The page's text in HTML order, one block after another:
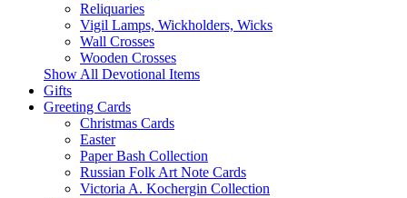
Reliquaries
Vigil Lamps, Wickholders, Wicks
Wall Crosses
Wooden Crosses
Show All Devotional Items
Gifts
Greeting Cards
Christmas Cards
Easter
Paper Bash Collection
Russian Folk Art Note Cards
Victoria A. Kochergin Collection